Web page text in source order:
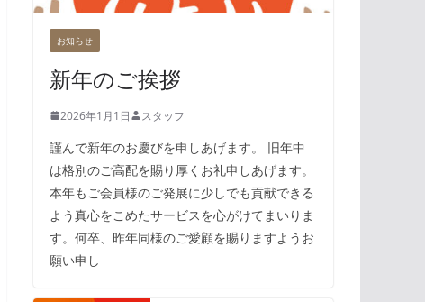
お知らせ
新年のご挨拶
2026年1月1日 スタッフ
謹んで新年のお慶びを申しあげます。 旧年中
は格別のご高配を賜り厚くお礼申しあげます。
本年もご会員様のご発展に少しでも貢献できる
よう真心をこめたサービスを心がけてまいりま
す。何卒、昨年同様のご愛顧を賜りますようお
願い申し